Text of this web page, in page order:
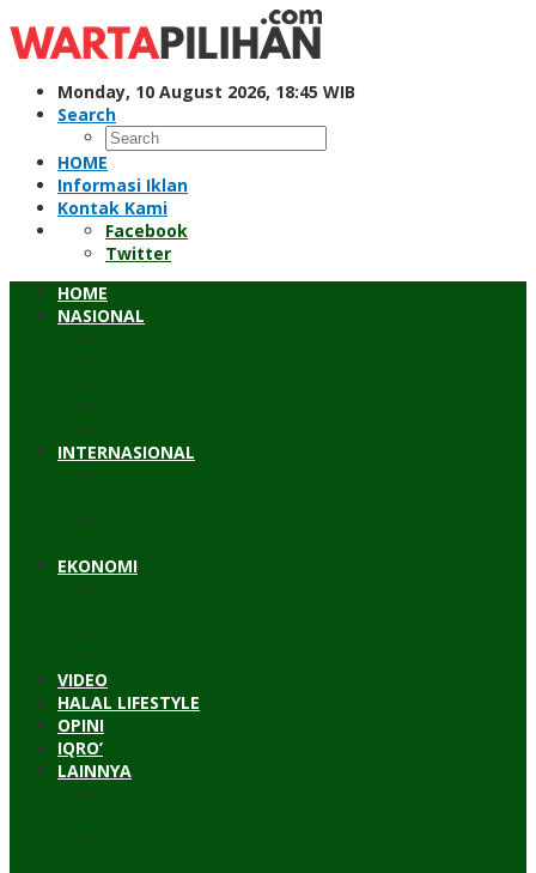
to
content
Monday, 10 August 2026, 18:45 WIB
Search
HOME
Informasi Iklan
Kontak Kami
Facebook
Twitter
HOME
NASIONAL
INTERNASIONAL
EKONOMI
VIDEO
HALAL LIFESTYLE
OPINI
IQRO’
LAINNYA